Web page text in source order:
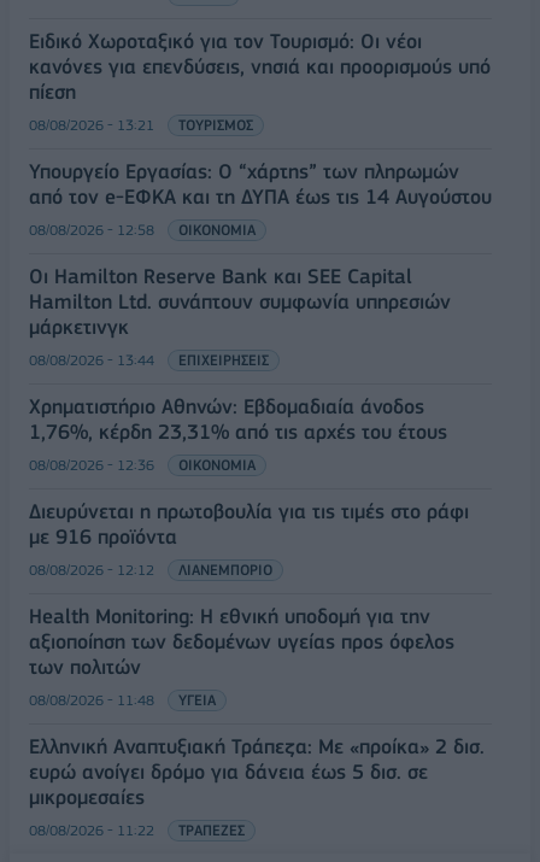
Ειδικό Χωροταξικό για τον Τουρισμό: Οι νέοι
κανόνες για επενδύσεις, νησιά και προορισμούς υπό
πίεση
08/08/2026 - 13:21 ΤΟΥΡΙΣΜΟΣ
Υπουργείο Εργασίας: Ο “χάρτης” των πληρωμών
από τον e-ΕΦΚΑ και τη ΔΥΠΑ έως τις 14 Αυγούστου
08/08/2026 - 12:58 ΟΙΚΟΝΟΜΙΑ
Οι Hamilton Reserve Bank και SEE Capital
Hamilton Ltd. συνάπτουν συμφωνία υπηρεσιών
μάρκετινγκ
08/08/2026 - 13:44 ΕΠΙΧΕΙΡΗΣΕΙΣ
Χρηματιστήριο Αθηνών: Εβδομαδιαία άνοδος
1,76%, κέρδη 23,31% από τις αρχές του έτους
08/08/2026 - 12:36 ΟΙΚΟΝΟΜΙΑ
Διευρύνεται η πρωτοβουλία για τις τιμές στο ράφι
με 916 προϊόντα
08/08/2026 - 12:12 ΛΙΑΝΕΜΠΟΡΙΟ
Health Monitoring: Η εθνική υποδομή για την
αξιοποίηση των δεδομένων υγείας προς όφελος
των πολιτών
08/08/2026 - 11:48 ΥΓΕΙΑ
Ελληνική Αναπτυξιακή Τράπεζα: Με «προίκα» 2 δισ.
ευρώ ανοίγει δρόμο για δάνεια έως 5 δισ. σε
μικρομεσαίες
08/08/2026 - 11:22 ΤΡΑΠΕΖΕΣ